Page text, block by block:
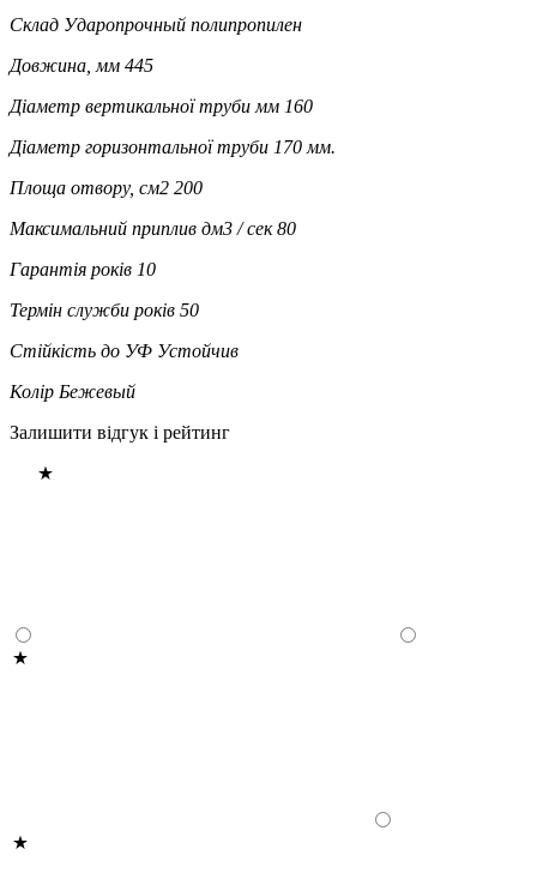
Склад Ударопрочный полипропилен
Довжина, мм 445
Діаметр вертикальної труби мм 160
Діаметр горизонтальної труби 170 мм.
Площа отвору, см2 200
Максимальний приплив дм3 / сек 80
Гарантія років 10
Термін служби років 50
Стійкість до УФ Устойчив
Колір Бежевый
Залишити відгук і рейтинг